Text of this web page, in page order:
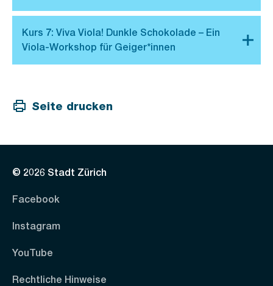
Seite drucken
© 2026 Stadt Zürich
Facebook
Instagram
YouTube
Rechtliche Hinweise